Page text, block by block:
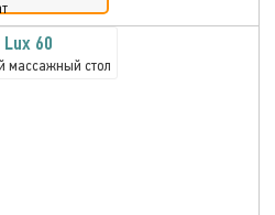
Lux 60
массажный стол